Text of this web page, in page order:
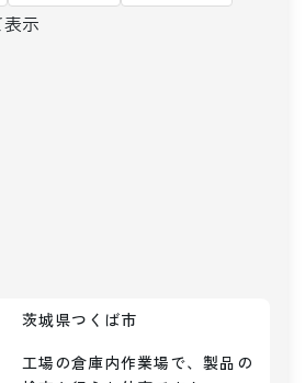
示
茨城県つくば市
工場の倉庫内作業場で、製品の